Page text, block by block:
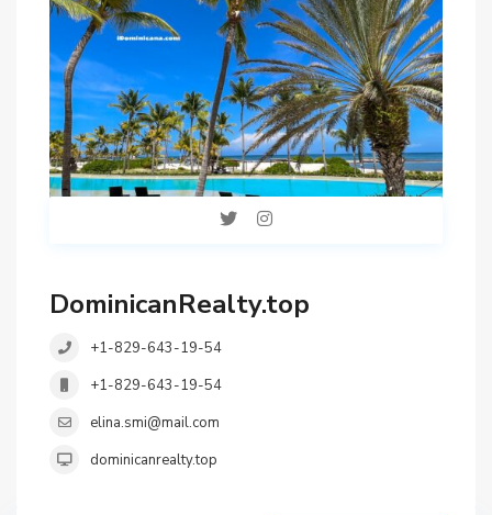
DominicanRealty.top
+1-829-643-19-54
+1-829-643-19-54
elina.smi@mail.com
dominicanrealty.top